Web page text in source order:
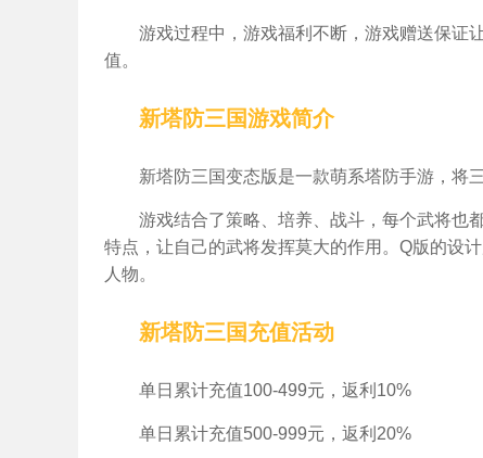
游戏过程中，游戏福利不断，游戏赠送保证
值。
新塔防三国游戏简介
新塔防三国变态版是一款萌系塔防手游，将
游戏结合了策略、培养、战斗，每个武将也
特点，让自己的武将发挥莫大的作用。Q版的设
人物。
新塔防三国充值活动
单日累计充值100-499元，返利10%
单日累计充值500-999元，返利20%